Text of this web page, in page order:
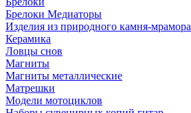
Брелоки Медиаторы
Изделия из природного камня-мрамора
Керамика
Ловцы снов
Магниты
Магниты металлические
Матрешки
Модели мотоциклов